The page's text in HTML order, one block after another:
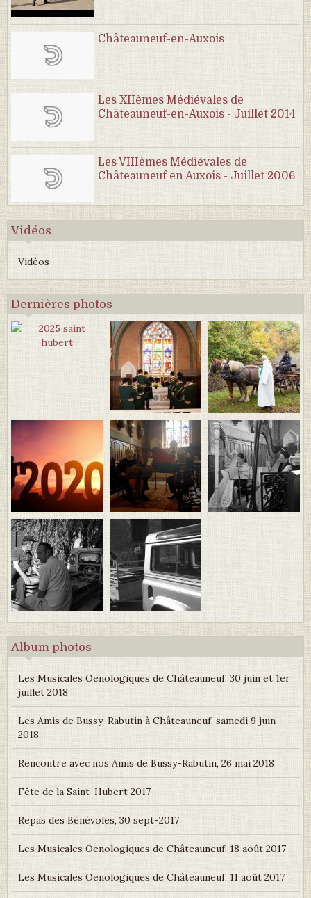
Châteauneuf-en-Auxois
Les XIIèmes Médiévales de
Châteauneuf-en-Auxois - Juillet 2014
Les VIIIèmes Médiévales de
Châteauneuf en Auxois - Juillet 2006
Vidéos
Vidéos
Dernières photos
Album photos
Les Musicales Oenologiques de Châteauneuf, 30 juin et 1er
juillet 2018
Les Amis de Bussy-Rabutin à Châteauneuf, samedi 9 juin
2018
Rencontre avec nos Amis de Bussy-Rabutin, 26 mai 2018
Fête de la Saint-Hubert 2017
Repas des Bénévoles, 30 sept-2017
Les Musicales Oenologiques de Châteauneuf, 18 août 2017
Les Musicales Oenologiques de Châteauneuf, 11 août 2017